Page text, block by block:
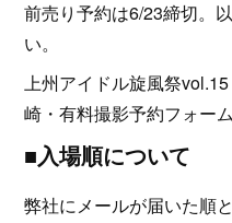
前売り予約は6/23締切。
い。
上州アイドル旋風祭
崎・有料撮影予約フォー
■入場順について
弊社にメールが届いた順